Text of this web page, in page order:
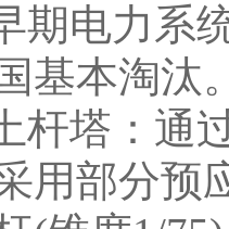
期电力系
基本淘汰
杆塔：通
用部分预